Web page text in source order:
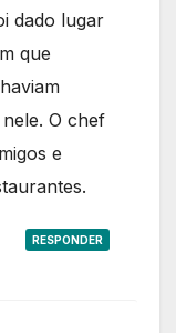
dado lugar
que
O chef
e
RESPONDER